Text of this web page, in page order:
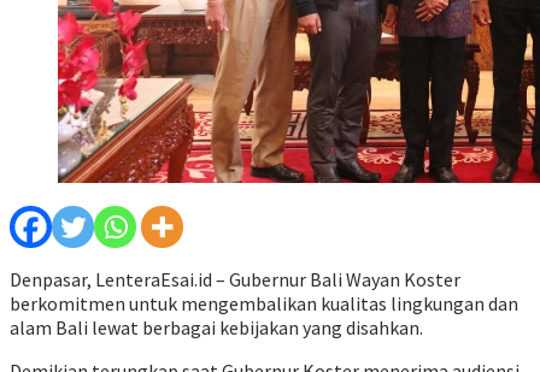
Denpasar, LenteraEsai.id – Gubernur Bali Wayan Koster
berkomitmen untuk mengembalikan kualitas lingkungan dan
alam Bali lewat berbagai kebijakan yang disahkan.